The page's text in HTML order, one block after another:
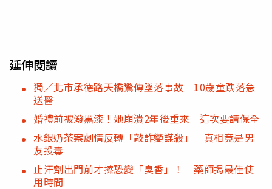
延伸閱讀
獨／北市承德路天橋驚傳墜落事故 10歲童跌落急
送醫
婚禮前被潑黑漆！她崩潰2年後重來 這次要請保全
水銀奶茶案劇情反轉「敲詐變謀殺」 真相竟是男
友投毒
止汗劑出門前才擦恐變「臭香」！ 藥師揭最佳使
用時間